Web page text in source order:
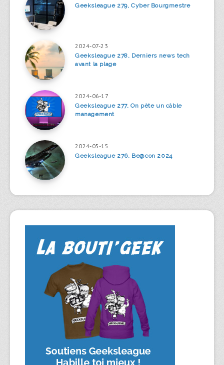
Geeksleague 279, Cyber Bourgmestre
2024-07-23
Geeksleague 278, Derniers news tech
avant la plage
2024-06-17
Geeksleague 277, On pète un câble
management
2024-05-15
Geeksleague 276, Be@con 2024